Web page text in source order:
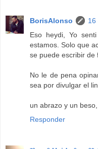
BorisAlonso
16
Eso heydi, Yo
estamos. Solo que
se puede escribir de
No le de pena
sea por divulgar el
un abrazo y un
Responder